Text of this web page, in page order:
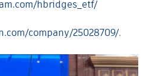
hbridges_etf/
company/25028709/.